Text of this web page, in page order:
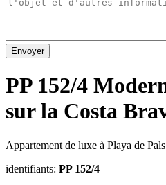
Envoyer
PP 152/4
sur la Costa
Appartement de luxe à Playa de
identifiants: PP 152/4